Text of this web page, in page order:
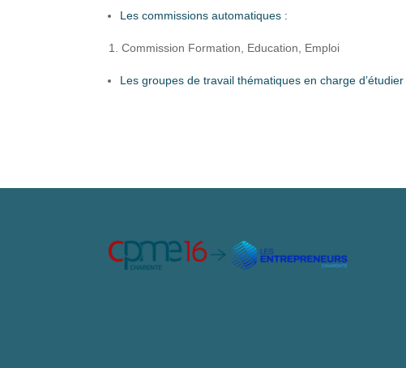
Les commissions automatiques :
Commission Formation, Education, Emploi
Les groupes de travail thématiques en charge